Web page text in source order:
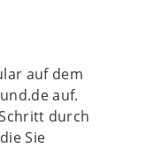
auf dem
auf.
durch
Sie